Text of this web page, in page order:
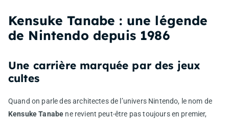
Kensuke Tanabe : une légende
de Nintendo depuis 1986
Une carrière marquée par des jeux
cultes
Quand on parle des architectes de l’univers Nintendo, le nom de
Kensuke Tanabe ne revient peut-être pas toujours en premier,